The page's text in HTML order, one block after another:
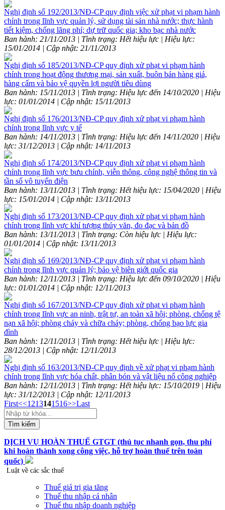
Nghị định số 192/2013/NĐ-CP quy định việc xử phạt vi phạm hành
chính trong lĩnh vực quản lý, sử dụng tài sản nhà nước; thực hành
tiết kiệm, chống lãng phí; dự trữ quốc gia; kho bạc nhà nước
Ban hành: 21/11/2013 | Tình trạng: Hết hiệu lực | Hiệu lực:
15/01/2014 | Cập nhật: 21/11/2013
Nghị định số 185/2013/NĐ-CP quy định xử phạt vi phạm hành
chính trong hoạt động thương mại, sản xuất, buôn bán hàng giả,
hàng cấm và bảo vệ quyền lợi người tiêu dùng
Ban hành: 15/11/2013 | Tình trạng: Hiệu lực đến 14/10/2020 | Hiệu
lực: 01/01/2014 | Cập nhật: 15/11/2013
Nghị định số 176/2013/NĐ-CP quy định xử phạt vi phạm hành
chính trong lĩnh vực y tế
Ban hành: 14/11/2013 | Tình trạng: Hiệu lực đến 14/11/2020 | Hiệu
lực: 31/12/2013 | Cập nhật: 14/11/2013
Nghị định số 174/2013/NĐ-CP quy định xử phạt vi phạm hành
chính trong lĩnh vực bưu chính, viễn thông, công nghệ thông tin và
tần số vô tuyến điện
Ban hành: 13/11/2013 | Tình trạng: Hết hiệu lực: 15/04/2020 | Hiệu
lực: 15/01/2014 | Cập nhật: 13/11/2013
Nghị định số 173/2013/NĐ-CP quy định xử phạt vi phạm hành
chính trong lĩnh vực khí tượng thủy văn, đo đạc và bản đồ
Ban hành: 13/11/2013 | Tình trạng: Còn hiệu lực | Hiệu lực:
01/01/2014 | Cập nhật: 13/11/2013
Nghị định số 169/2013/NĐ-CP quy định xử phạt vi phạm hành
chính trong lĩnh vực quản lý; bảo vệ biên giới quốc gia
Ban hành: 12/11/2013 | Tình trạng: Hiệu lực đến 09/10/2020 | Hiệu
lực: 01/01/2014 | Cập nhật: 12/11/2013
Nghị định số 167/2013/NĐ-CP quy định xử phạt vi phạm hành
chính trong lĩnh vực an ninh, trật tự, an toàn xã hội; phòng, chống tệ
nạn xã hội; phòng cháy và chữa cháy; phòng, chống bạo lực gia
đình
Ban hành: 12/11/2013 | Tình trạng: Hết hiệu lực | Hiệu lực:
28/12/2013 | Cập nhật: 12/11/2013
Nghị định số 163/2013/NĐ-CP quy định về xử phạt vi phạm hành
chính trong lĩnh vực hóa chất, phân bón và vật liệu nổ công nghiệp
Ban hành: 12/11/2013 | Tình trạng: Hết hiệu lực: 15/10/2019 | Hiệu
lực: 31/12/2013 | Cập nhật: 12/11/2013
First<<1213141516>>Last
Tìm kiếm
DỊCH VỤ HOÀN THUẾ GTGT (thủ tục nhanh gọn, thu phí
khi hoàn thành xong công việc, hỗ trợ hoàn thuế trên toàn
quốc)
Luật về các sắc thuế
Thuế giá trị gia tăng
Thuế thu nhập cá nhân
Thuế thu nhập doanh nghiệp